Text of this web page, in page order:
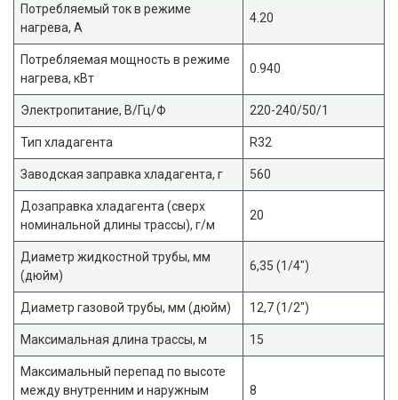
Потребляемый ток в режиме
нагрева, А
4.20
Потребляемая мощность в режиме
нагрева, кВт
0.940
Электропитание, В/Гц/Ф 220-240/50/1
Тип хладагента R32
Заводская заправка хладагента, г 560
Дозаправка хладагента (сверх
номинальной длины трассы), г/м
20
Диаметр жидкостной трубы, мм
(дюйм)
6,35 (1/4″)
Диаметр газовой трубы, мм (дюйм) 12,7 (1/2″)
Максимальная длина трассы, м 15
Максимальный перепад по высоте
между внутренним и наружным
8